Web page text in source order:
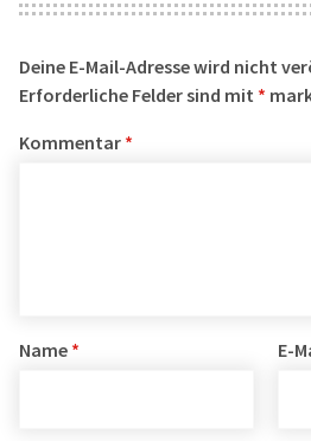
Deine E-Mail-Adresse wird nicht
Erforderliche Felder sind mit *
Kommentar *
Name * E-